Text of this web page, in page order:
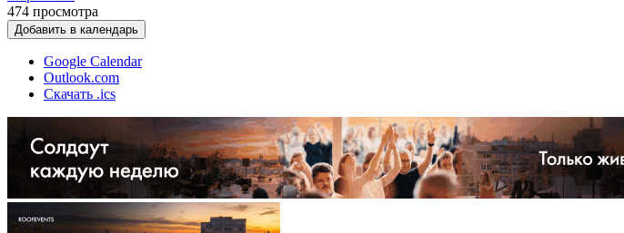
474 просмотра
Добавить в календарь
Google Calendar
Outlook.com
Скачать .ics